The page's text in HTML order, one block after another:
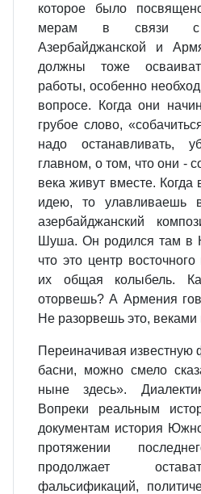
которое было
мерам в связи с
Азербайджанской и
должны тоже
работы, особенно
вопросе. Когда они
грубое слово,
надо останавливать,
главном, о том, что они -
века живут вместе. Когда
идею, то улавливаешь
азербайджанский
Шуша. Он родился там в
что это центр восточного
их общая колыбель.
оторвешь? А Армения
Не разорвешь это,
Переиначивая известную
басни, можно смело
ныне здесь».
Вопреки реальным
документам история
протяжении
продолжает
фальсификаций,